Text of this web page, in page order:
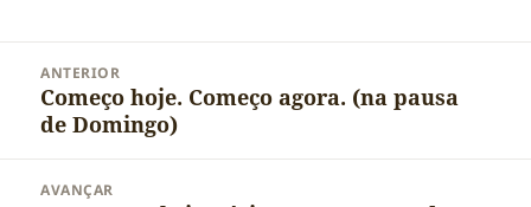
artigos
ANTERIOR
Artigo
anterior:
Começo hoje. Começo agora. (na pausa
de Domingo)
AVANÇAR